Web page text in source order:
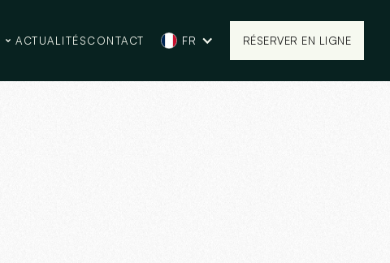
ACTUALITÉSCONTACT FR
RÉSERVER EN LIGNE